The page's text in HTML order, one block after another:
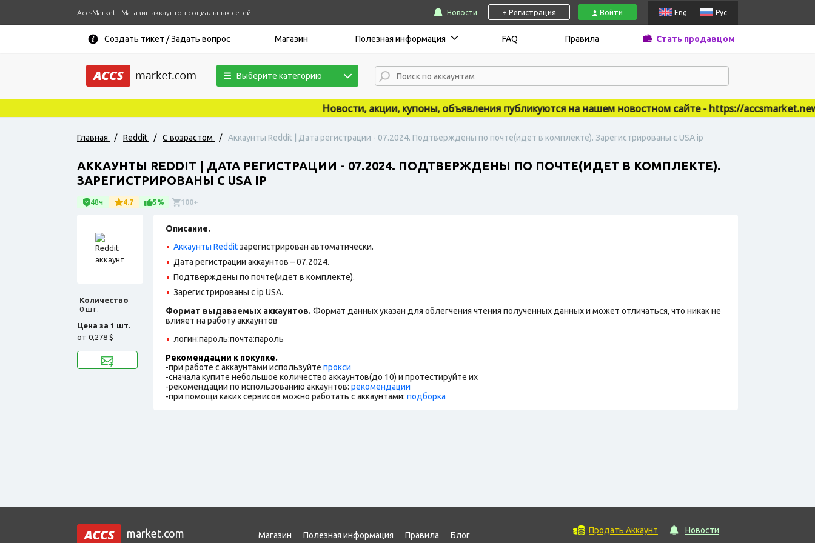
AccsMarket - Магазин аккаунтов социальных сетей Новости + Регистрация Войти Eng Рус
Создать тикет / Задать вопрос Магазин Полезная информация FAQ Правила Стать продавцом
Выберите категорию
Новости, акции, купоны, объявления публикуются на нашем новостном сайте - https://accsmarket.news
Главная / Reddit / С возрастом / Аккаунты Reddit | Дата регистрации - 07.2024. Подтверждены по почте(идет в комплекте). Зарегистрированы с USA ip
АККАУНТЫ REDDIT | ДАТА РЕГИСТРАЦИИ - 07.2024. ПОДТВЕРЖДЕНЫ ПО ПОЧТЕ(ИДЕТ В КОМПЛЕКТЕ).
ЗАРЕГИСТРИРОВАНЫ С USA IP
48ч 4.7 5% 100+
Количество
0 шт.
Цена за 1 шт.
от 0,278 $
Описание.
Аккаунты Redditзарегистрирован автоматически.
Дата регистрации аккаунтов – 07.2024.
Подтверждены по почте(идет в комплекте).
Зарегистрированы с ip USA.
Формат выдаваемых аккаунтов. Формат данных указан для облегчения чтения полученных данных и может отличаться, что никак не
влияет на работу аккаунтов
логин:пароль:почта:пароль
Рекомендации к покупке.
-при работе с аккаунтами используйте прокси
-сначала купите небольшое количество аккаунтов(до 10) и протестируйте их
-рекомендации по использованию аккаунтов: рекомендации
-при помощи каких сервисов можно работать с аккаунтами: подборка
market.com Магазин Полезная информация Правила Блог Продать Аккаунт Новости